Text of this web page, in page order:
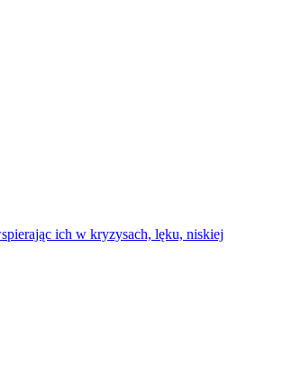
ich w kryzysach, lęku, niskiej